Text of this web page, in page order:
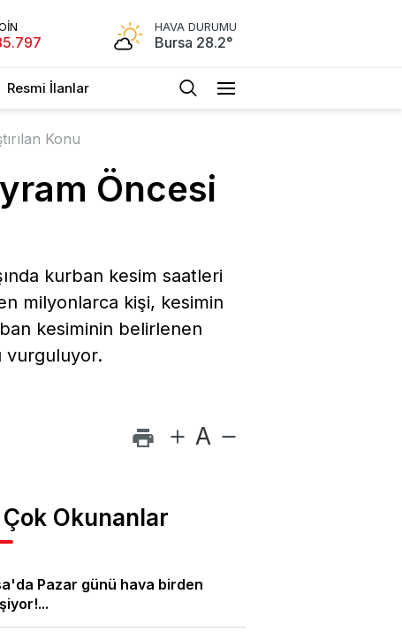
HAVA DURUMU
Bursa 28.2°
Resmi İlanlar
Konu
Öncesi
kurban kesim saatleri
milyonlarca kişi, kesimin
kesiminin belirlenen
vurguluyor.
A
Çok Okunanlar
Pazar günü hava birden